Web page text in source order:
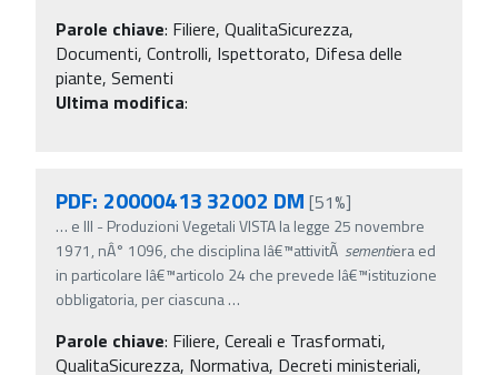
Parole chiave: Filiere, QualitaSicurezza,
Documenti, Controlli, Ispettorato, Difesa delle
piante, Sementi
Ultima modifica:
PDF: 20000413 32002 DM [51%]
… e III - Produzioni Vegetali VISTA la legge 25 novembre
1971, nÂ° 1096, che disciplina lâ€™attivitÃ sementiera ed
in particolare lâ€™articolo 24 che prevede lâ€™istituzione
obbligatoria, per ciascuna…
Parole chiave: Filiere, Cereali e Trasformati,
QualitaSicurezza, Normativa, Decreti ministeriali,